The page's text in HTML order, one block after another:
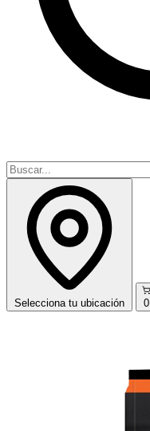
Selecciona tu ubicación 0